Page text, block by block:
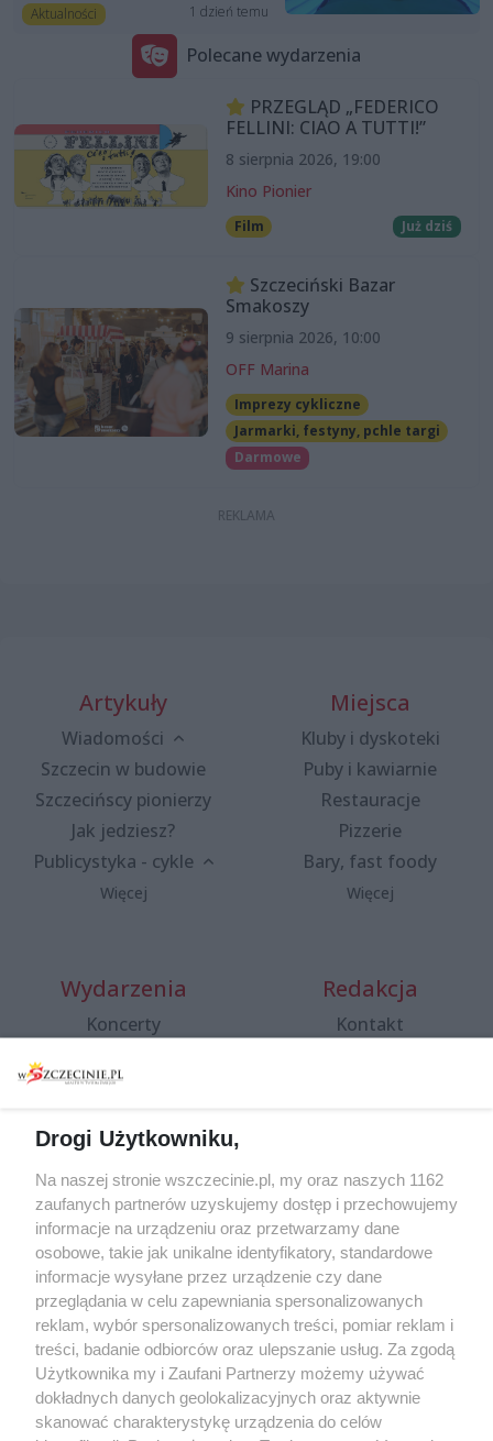
Aktualności 1 dzień temu
Polecane wydarzenia
PRZEGLĄD „FEDERICO
FELLINI: CIAO A TUTTI!”
8 sierpnia 2026, 19:00
Kino Pionier
Film Już dziś
Szczeciński Bazar
Smakoszy
9 sierpnia 2026, 10:00
OFF Marina
Imprezy cykliczne
Jarmarki, festyny, pchle targi
Darmowe
Artykuły
Wiadomości
Szczecin w budowie
Szczecińscy pionierzy
Jak jedziesz?
Publicystyka - cykle
Więcej
Miejsca
Kluby i dyskoteki
Puby i kawiarnie
Restauracje
Pizzerie
Bary, fast foody
Więcej
Wydarzenia
Koncerty
Spacery i oprowadzania
targi
Wernisaże
Więcej
Redakcja
Kontakt
Specjalny koncert z okazji
20. urodzin portalu
wSzczecinie.pl
Regulamin konkursów
śniadaniówka "Hej
Szczecin! Jest piątek!"
Partnerzy
Drogi Użytkowniku,
Na naszej stronie wszczecinie.pl, my oraz naszych 1162
zaufanych partnerów uzyskujemy dostęp i przechowujemy
informacje na urządzeniu oraz przetwarzamy dane
osobowe, takie jak unikalne identyfikatory, standardowe
informacje wysyłane przez urządzenie czy dane
przeglądania w celu zapewniania spersonalizowanych
reklam, wybór spersonalizowanych treści, pomiar reklam i
treści, badanie odbiorców oraz ulepszanie usług. Za zgodą
Użytkownika my i Zaufani Partnerzy możemy używać
dokładnych danych geolokalizacyjnych oraz aktywnie
skanować charakterystykę urządzenia do celów